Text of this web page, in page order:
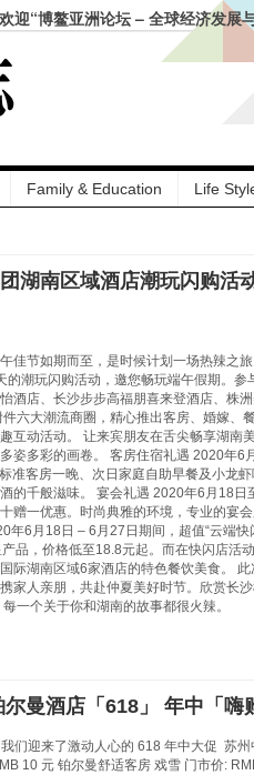
迎“博鳌亚洲论坛 – 全球经济发展
喜来登酒店夏季新菜暨伏羊风味品
玛珑呈献“英伦田园”联名下午茶
出任成都环球中心天堂洲际大饭店
共庆“希尔顿主厨季”七周年：琥珀
呈现 – 越州风物入馔，名馔雅集启
亮相，于科创高地打造鲜活共鸣生
为长沙尼依格罗酒店及长沙玛珂酒
珠海拱北凯悦酒店携手
见感受 · 瑜伽社区活动
肥栢景朗廷酒店「唐阁」夏季上新
亚海棠湾阳光壹酒店开启全家人
Family & Education Life
湖南区域酒店潮玩闪购
佳节如期而至，是时候计划一场热辣之
潮玩闪购活动，邀您畅玩端午假期。
酒店、长沙步步高福朋喜来登酒店、株
六大潮流商圈，精心推出客房、婚嫁、
互动活动。 让来宾朋友在舌尖畅享湖南
姿多彩的画卷。 客房住宿礼遇 2020年6
准客房一晚、次日家庭自助早餐及小龙
的千般滋味。 宴会礼遇 2020年6月18
赠一优惠。时尚典雅的环境，专业的宴
6月18日 – 6月27日期间，超值“云端快
品，价格低至18.8元起。而在快闪店活
际湖南区域6家酒店的特色餐饮美食。
家人亲朋，共赴仲夏美好时节。欣赏长
一个关于你和湖南的故事都很火辣。
曼酒店「618」 年中「嗨
们迎来了激动人心的 618 年中大促 苏
10 元 铂尔曼舒适客房 戏雪 门市价: